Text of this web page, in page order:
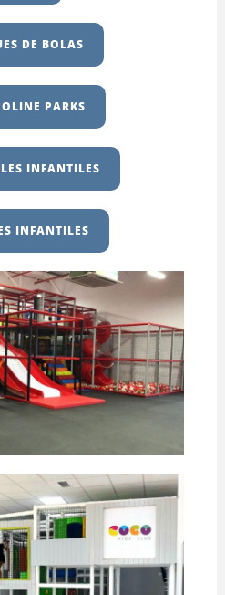
DE BOLAS
PARKS
INFANTILES
INFANTILES